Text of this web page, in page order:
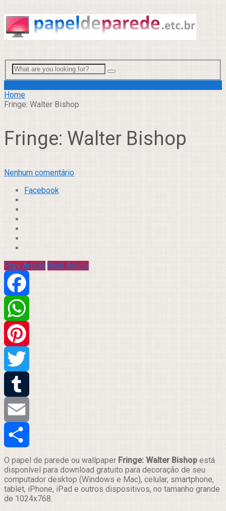
Home
Fringe: Walter Bishop
Fringe: Walter Bishop
Nenhum comentário
Facebook
Prev Article Next Article
Facebook
WhatsApp
Pinterest
Twitter
Tumblr
Email
Compartilhar
O papel de parede ou wallpaper Fringe: Walter Bishop está
disponível para download gratuito para decoração de seu
computador desktop (Windows e Mac), celular, smartphone,
tablet, iPhone, iPad e outros dispositivos, no tamanho grande
de 1024x768.